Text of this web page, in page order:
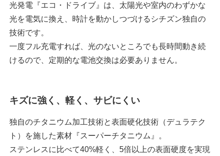
光発電『エコ・ドライブ』は、太陽光や室内のわずかな
光を電気に換え、時計を動かしつづけるシチズン独自の
技術です。
一度フル充電すれば、光のないところでも長時間動き続
けるので、定期的な電池交換は必要ありません。
キズに強く、軽く、サビにくい
独自のチタニウム加工技術と表面硬化技術（デュラテク
ト）を施した素材『スーパーチタニウム』。
ステンレスに比べて40%軽く、5倍以上の表面硬度を実現